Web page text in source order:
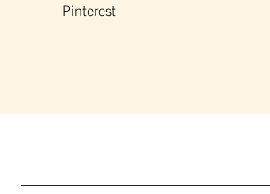
Pinterest